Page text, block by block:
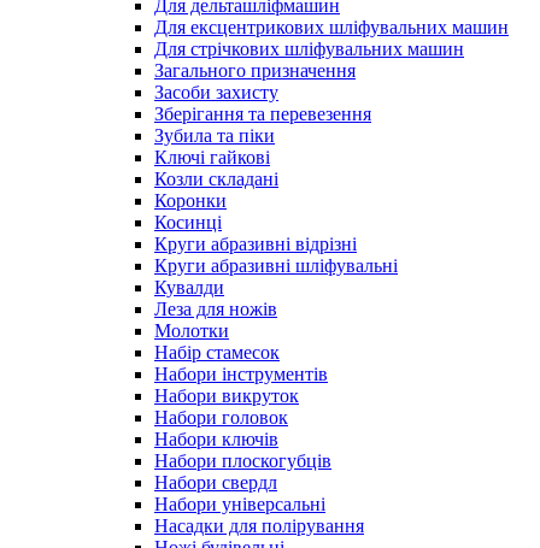
Для дельташліфмашин
Для ексцентрикових шліфувальних машин
Для стрічкових шліфувальних машин
Загального призначення
Засоби захисту
Зберігання та перевезення
Зубила та піки
Ключі гайкові
Козли складані
Коронки
Косинці
Круги абразивні відрізні
Круги абразивні шліфувальні
Кувалди
Леза для ножів
Молотки
Набір стамесок
Набори інструментів
Набори викруток
Набори головок
Набори ключів
Набори плоскогубців
Набори свердл
Набори універсальні
Насадки для полірування